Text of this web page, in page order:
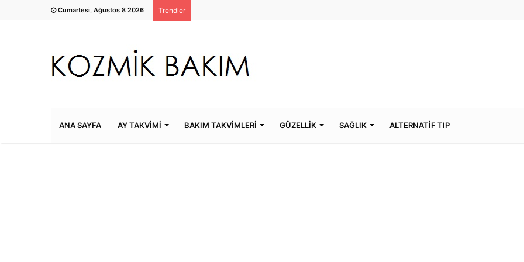
Cumartesi, Ağustos 8 2026 Trendler
ANA SAYFA AY TAKVİMİ BAKIM TAKVİMLERİ GÜZELLİK SAĞLIK ALTERNATİF TIP